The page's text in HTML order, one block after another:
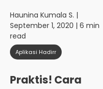
Haunina Kumala S. |
September 1, 2020 | 6 min
read
Aplikasi Hadirr
Praktis! Cara